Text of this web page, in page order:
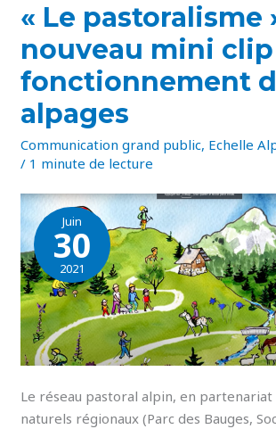
« Le pastoralisme
nouveau mini
fonctionnement
alpages
Communication grand public, Echelle
/ 1 minute de lecture
Juin
30
2021
Le réseau pastoral alpin, en partenariat
naturels régionaux (Parc des Bauges,
PASTORALISME »,
UN
NOUVEAU
MINI
SUR
LE
FONCTIONNEMENT
DES
ALPAGES